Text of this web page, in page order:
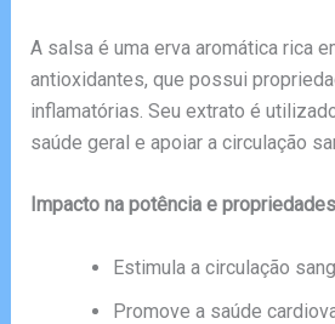
A salsa é uma erva aromática rica
antioxidantes, que possui
inflamatórias. Seu extrato é
saúde geral e apoiar a circulação
Impacto na potência e
Estimula a circulação
Promove a saúde